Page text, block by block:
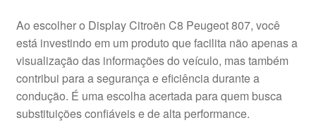
Política de Privacidade
Procedimento de Reclamação
Reclamações
Ao escolher o Display Citroën C8 Peugeot 807, você
está investindo em um produto que facilita não apenas a
visualização das informações do veículo, mas também
contribui para a segurança e eficiência durante a
condução. É uma escolha acertada para quem busca
substituições confiáveis e de alta performance.